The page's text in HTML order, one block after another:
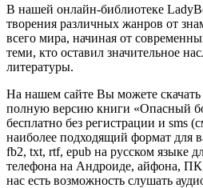
В нашей онлайн-библиотеке
творения различных жанров от
всего мира, начиная от
теми, кто оставил значительное
литературы.
На нашем сайте Вы можете
полную версию книги «Опасный
бесплатно без регистрации и sms
наиболее подходящий формат для
fb2, txt, rtf, epub на русском языке
телефона на Андроиде, айфона,
нас есть возможность слушать